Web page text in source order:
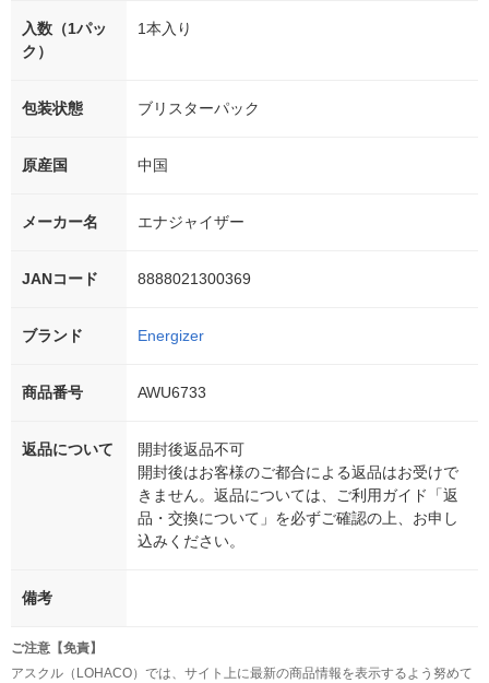
入数（1パッ
ク）
1本入り
包装状態 ブリスターパック
原産国 中国
メーカー名 エナジャイザー
JANコード 8888021300369
ブランド Energizer
商品番号 AWU6733
返品について
開封後返品不可
開封後はお客様のご都合による返品はお受けで
きません。返品については、ご利用ガイド「返
品・交換について」を必ずご確認の上、お申し
込みください。
備考
ご注意【免責】
アスクル（LOHACO）では、サイト上に最新の商品情報を表示するよう努めて